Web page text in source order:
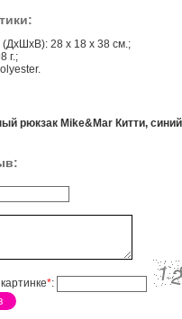
(ДхШхВ): 28 х 18 х 38 см.;
г.;
рюкзак Mike&Mar Китти,
*: